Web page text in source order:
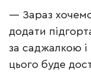
— Зараз
додати
за саджалкою і
цього буде